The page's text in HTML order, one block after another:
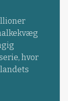
hvor